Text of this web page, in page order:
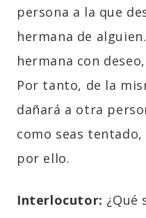
persona a la que
hermana de
hermana con
Por tanto, de la
dañará a otra
como seas
por ello.
Interlocutor: ¿Qué